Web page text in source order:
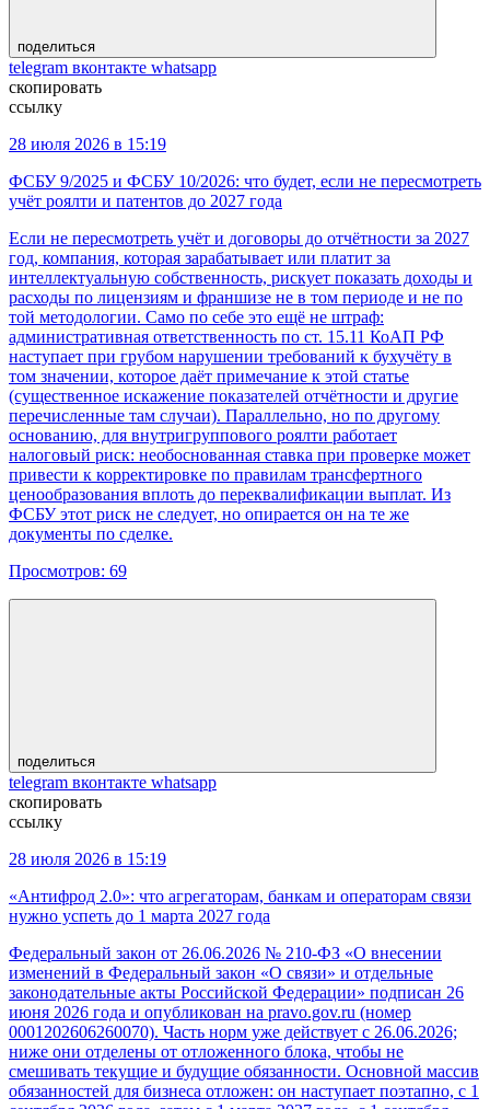
поделиться
telegram вконтакте whatsapp
скопировать
ссылку
28 июля 2026 в 15:19
ФСБУ 9/2025 и ФСБУ 10/2026: что будет, если не пересмотреть
учёт роялти и патентов до 2027 года
Если не пересмотреть учёт и договоры до отчётности за 2027
год, компания, которая зарабатывает или платит за
интеллектуальную собственность, рискует показать доходы и
расходы по лицензиям и франшизе не в том периоде и не по
той методологии. Само по себе это ещё не штраф:
административная ответственность по ст. 15.11 КоАП РФ
наступает при грубом нарушении требований к бухучёту в
том значении, которое даёт примечание к этой статье
(существенное искажение показателей отчётности и другие
перечисленные там случаи). Параллельно, но по другому
основанию, для внутригруппового роялти работает
налоговый риск: необоснованная ставка при проверке может
привести к корректировке по правилам трансфертного
ценообразования вплоть до переквалификации выплат. Из
ФСБУ этот риск не следует, но опирается он на те же
документы по сделке.
Просмотров: 69
поделиться
telegram вконтакте whatsapp
скопировать
ссылку
28 июля 2026 в 15:19
«Антифрод 2.0»: что агрегаторам, банкам и операторам связи
нужно успеть до 1 марта 2027 года
Федеральный закон от 26.06.2026 № 210-ФЗ «О внесении
изменений в Федеральный закон «О связи» и отдельные
законодательные акты Российской Федерации» подписан 26
июня 2026 года и опубликован на pravo.gov.ru (номер
0001202606260070). Часть норм уже действует с 26.06.2026;
ниже они отделены от отложенного блока, чтобы не
смешивать текущие и будущие обязанности. Основной массив
обязанностей для бизнеса отложен: он наступает поэтапно, с 1